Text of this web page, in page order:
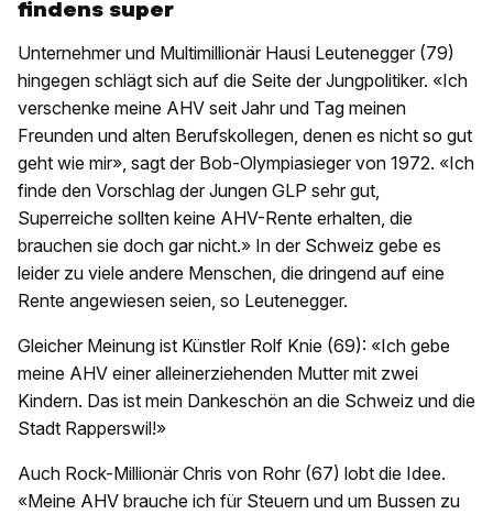
findens super
Unternehmer und Multimillionär Hausi Leutenegger (79)
hingegen schlägt sich auf die Seite der Jungpolitiker. «Ich
verschenke meine AHV seit Jahr und Tag meinen
Freunden und alten Berufskollegen, denen es nicht so gut
geht wie mir», sagt der Bob-Olympiasieger von 1972. «Ich
finde den Vorschlag der Jungen GLP sehr gut,
Superreiche sollten keine AHV-Rente erhalten, die
brauchen sie doch gar nicht.» In der Schweiz gebe es
leider zu viele andere Menschen, die dringend auf eine
Rente angewiesen seien, so Leutenegger.
Gleicher Meinung ist Künstler Rolf Knie (69): «Ich gebe
meine AHV einer alleinerziehenden Mutter mit zwei
Kindern. Das ist mein Dankeschön an die Schweiz und die
Stadt Rapperswil!»
Auch Rock-Millionär Chris von Rohr (67) lobt die Idee.
«Meine AHV brauche ich für Steuern und um Bussen zu